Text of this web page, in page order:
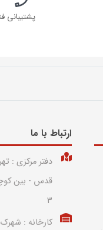
پشتیبانی
ارتباط با ما​
دفتر مرکزی :
3
کارخانه :